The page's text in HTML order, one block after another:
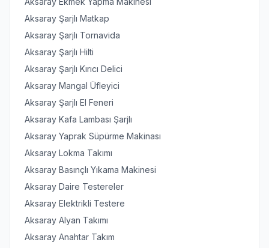
Aksaray Şarjlı Matkap
Aksaray Şarjlı Tornavida
Aksaray Şarjlı Hilti
Aksaray Şarjlı Kırıcı Delici
Aksaray Mangal Üfleyici
Aksaray Şarjlı El Feneri
Aksaray Kafa Lambası Şarjlı
Aksaray Yaprak Süpürme Makinası
Aksaray Lokma Takımı
Aksaray Basınçlı Yıkama Makinesi
Aksaray Daire Testereler
Aksaray Elektrikli Testere
Aksaray Alyan Takımı
Aksaray Anahtar Takım